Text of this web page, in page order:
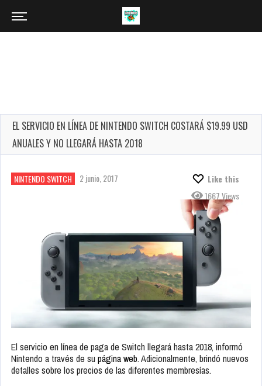
EL SERVICIO EN LÍNEA DE NINTENDO SWITCH COSTARÁ $19.99 USD
ANUALES Y NO LLEGARÁ HASTA 2018
NINTENDO SWITCH 2 junio, 2017
Like this
1667 Views
El servicio en línea de paga de Switch llegará hasta 2018, informó
Nintendo a través de su página web. Adicionalmente, brindó nuevos
detalles sobre los precios de las diferentes membresías.